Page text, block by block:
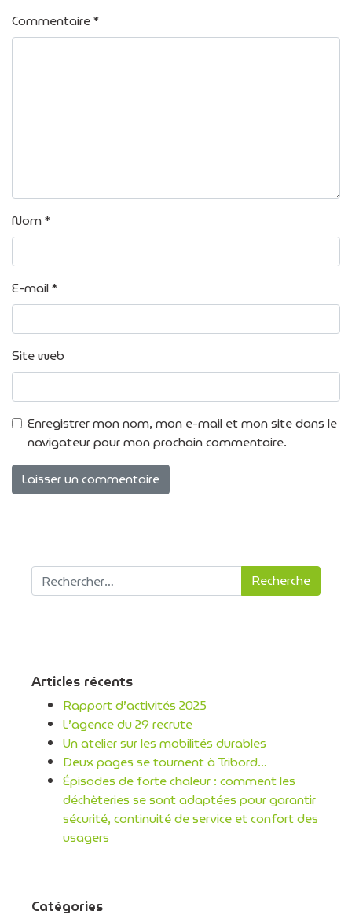
Commentaire*
Nom*
E-mail*
Site web
Enregistrer mon nom, mon e-mail et mon site dans le
navigateur pour mon prochain commentaire.
Recherche pour :
Articles récents
Rapport d’activités 2025
L’agence du 29 recrute
Un atelier sur les mobilités durables
Deux pages se tournent à Tribord…
Épisodes de forte chaleur : comment les
déchèteries se sont adaptées pour garantir
sécurité, continuité de service et confort des
usagers
Catégories